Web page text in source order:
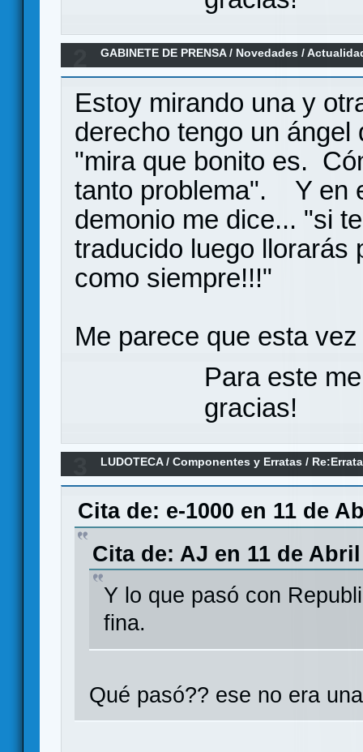
GABINETE DE PRENSA/ Novedades /
Deliverance - Vlada Chvátil ha vuelto
Estoy mirando una y
derecho tengo un ángel
"mira que bonito es.
tanto problema". Y en
demonio me dice... "si
traducido luego llorarás
como siempre!!!"
Me parece que esta
Para este
gracias!
LUDOTECA/Componentes y Erratas /
Cita de: e-1000 en 11 de
Cita de: AJ en 11 de
Y lo que pasó con
fina.
Qué pasó?? ese no era